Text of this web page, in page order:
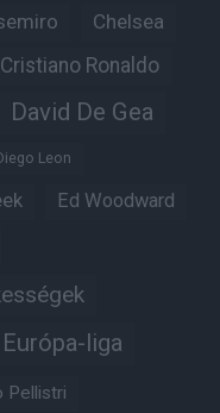
Chelsea
Cristiano Ronaldo
David De Gea
Leon
Ed Woodward
Európa-liga
Pellistri